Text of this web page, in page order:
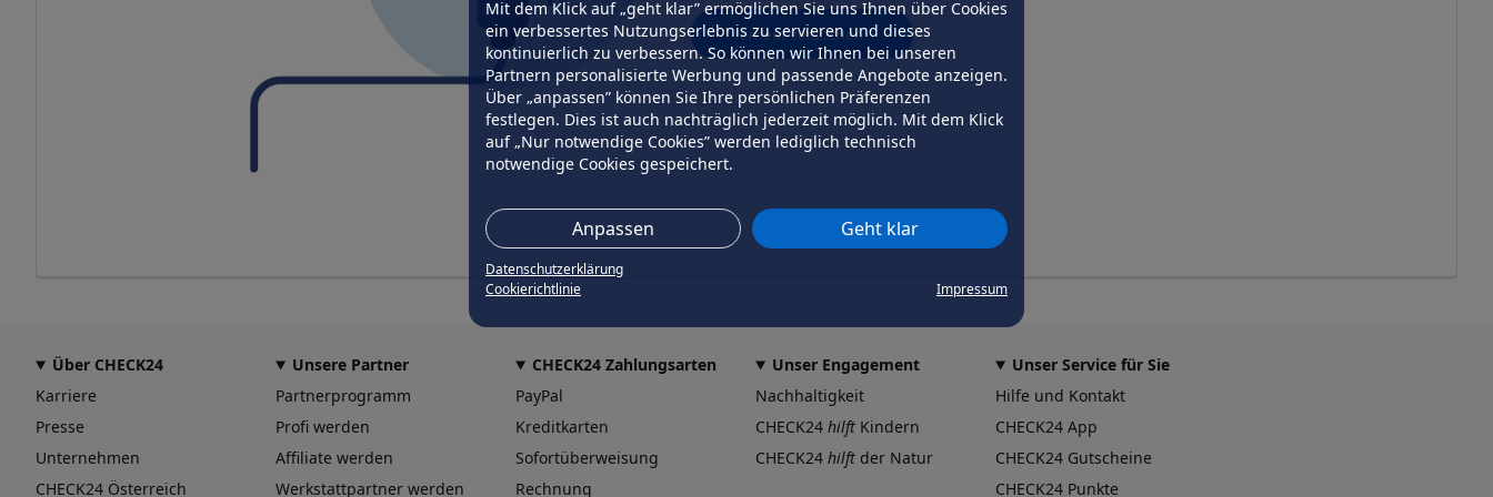
Mit dem Klick auf „geht klar” ermöglichen Sie uns Ihnen über Cookies
ein verbessertes Nutzungserlebnis zu servieren und dieses
kontinuierlich zu verbessern. So können wir Ihnen bei unseren
Partnern personalisierte Werbung und passende Angebote anzeigen.
Über „anpassen” können Sie Ihre persönlichen Präferenzen
festlegen. Dies ist auch nachträglich jederzeit möglich. Mit dem Klick
auf „Nur notwendige Cookies” werden lediglich technisch
notwendige Cookies gespeichert.
Anpassen Geht klar
Datenschutzerklärung
Cookierichtlinie
Impressum
erneut versuchen
Über CHECK24
Karriere
Presse
Unternehmen
CHECK24 Österreich
Unsere Partner
Partnerprogramm
Profi werden
Affiliate werden
Werkstattpartner werden
CHECK24 Zahlungsarten
PayPal
Kreditkarten
Sofortüberweisung
Rechnung
Unser Engagement
Nachhaltigkeit
CHECK24 hilft Kindern
CHECK24 hilft der Natur
Unser Service für Sie
Hilfe und Kontakt
CHECK24 App
CHECK24 Gutscheine
CHECK24 Punkte